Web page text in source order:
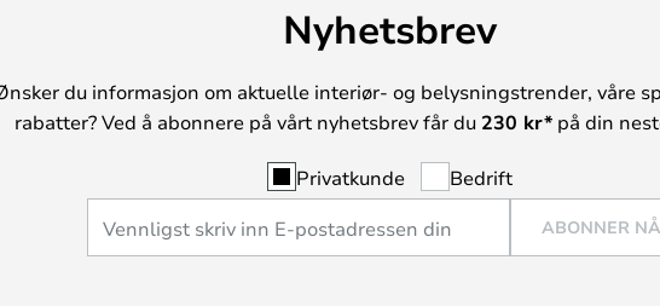
Nyhetsbrev
du informasjon om aktuelle interiør- og belysningstrender, våre
rabatter? Ved å abonnere på vårt nyhetsbrev får du 230 kr*på din
Privatkunde Bedrift
ABONNER NÅ